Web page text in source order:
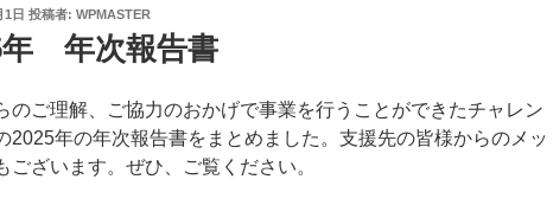
1日 投稿者: WPMASTER
年 年次報告書
のご理解、ご協力のおかげで事業を行うことができたチャレン
2025年の年次報告書をまとめました。支援先の皆様からのメッ
ございます。ぜひ、ご覧ください。